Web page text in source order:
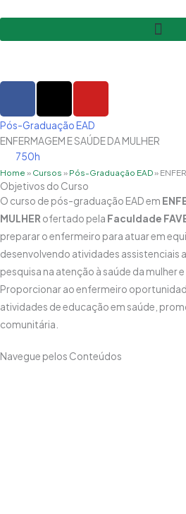
o
F
c
e
b
o
o
k
X
t
w
t
t
e
r
Y
u
t
b
e
Pós-Graduação EAD
ENFERMAGEM E SAÚDE DA MULHER
750h
Home » Cursos » Pós-Graduação EAD»
Objetivos do Curso
O curso de pós-graduação EAD em
MULHER ofertado pela Faculdade
preparar o enfermeiro para atuar em
desenvolvendo atividades assistenciais
pesquisa na atenção à saúde da mulher
Proporcionar ao enfermeiro
atividades de educação em saúde,
comunitária.
Navegue pelos Conteúdos